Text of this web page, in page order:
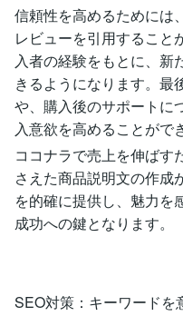
信頼性を高めるためには
レビューを引用すること
入者の経験をもとに、新
きるようになります。最
や、購入後のサポートに
入意欲を高めることがで
ココナラで売上を伸ばす
さえた商品説明文の作成
を的確に提供し、魅力を
成功への鍵となります。
SEO対策：キーワードを